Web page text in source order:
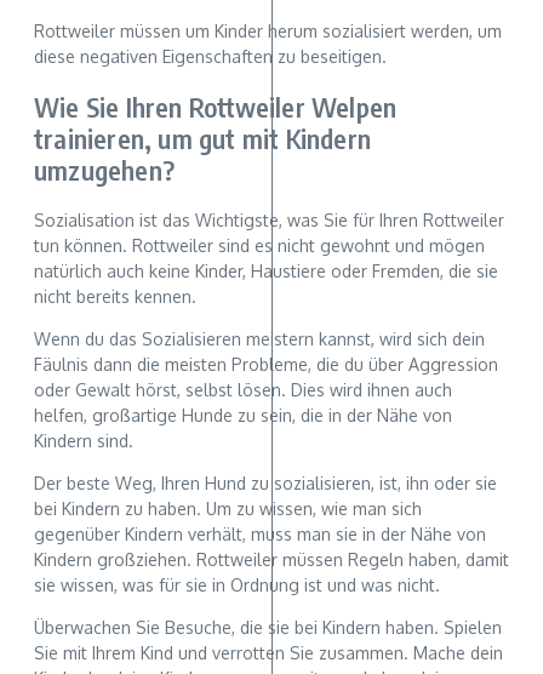
Rottweiler müssen um Kinder herum sozialisiert werden, um
diese negativen Eigenschaften zu beseitigen.
Wie Sie Ihren Rottweiler Welpen
trainieren, um gut mit Kindern
umzugehen?
Sozialisation ist das Wichtigste, was Sie für Ihren Rottweiler
tun können. Rottweiler sind es nicht gewohnt und mögen
natürlich auch keine Kinder, Haustiere oder Fremden, die sie
nicht bereits kennen.
Wenn du das Sozialisieren meistern kannst, wird sich dein
Fäulnis dann die meisten Probleme, die du über Aggression
oder Gewalt hörst, selbst lösen. Dies wird ihnen auch
helfen, großartige Hunde zu sein, die in der Nähe von
Kindern sind.
Der beste Weg, Ihren Hund zu sozialisieren, ist, ihn oder sie
bei Kindern zu haben. Um zu wissen, wie man sich
gegenüber Kindern verhält, muss man sie in der Nähe von
Kindern großziehen. Rottweiler müssen Regeln haben, damit
sie wissen, was für sie in Ordnung ist und was nicht.
Überwachen Sie Besuche, die sie bei Kindern haben. Spielen
Sie mit Ihrem Kind und verrotten Sie zusammen. Mache dein